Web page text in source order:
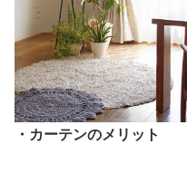
・カーテンのメリット